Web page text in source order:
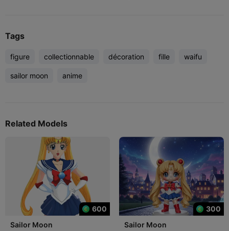
Tags
figure collectionnable décoration fille waifu
sailor moon anime
Related Models
600
Sailor Moon
300
Sailor Moon